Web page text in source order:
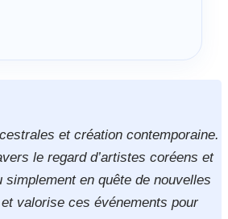
et création contemporaine.
le regard d’artistes coréens et
en quête de nouvelles
valorise ces événements pour